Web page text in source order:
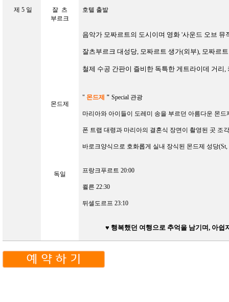
제 5 일
잘 츠
부르크
몬드제
독일
호텔 출발
음악가 모짜르트의 도시이며 영화 '사운드 오브 뮤
잘츠부르크 대성당 모짜르트 생가(외부) , 모짜르
철제 수공 간판이 즐비한 독특한 게트라이데 거리,
"몬드제 " Special 관광
마리아와 아이들이 도레미 송을 부르던 아름다운 몬드
폰 트랩 대령과 마리아의 결혼식 장면이 촬영된 곳 조
바로크양식으로 호화롭게 실내 장식된 몬드제 성당(St,
프랑크푸르트 20:00
쾰른 22:30
뒤셀도르프 23:10
♥행복했던 여행으로 추억을 남기며, 아쉽